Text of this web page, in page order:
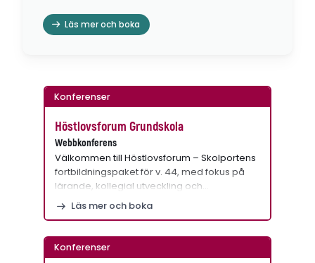
Läs mer och boka
Konferenser
Höstlovsforum Grundskola
Webbkonferens
Välkommen till Höstlovsforum – Skolportens
fortbildningspaket för v. 44, med fokus på
lärande, kollegial utveckling och…
Läs mer och boka
Konferenser